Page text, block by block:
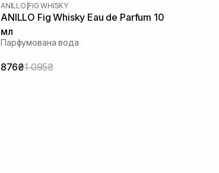
ANILLO FIG WHISKY
ANILLO Fig Whisky Eau de Parfum 10
мл
Парфумована вода
876₴1 095₴